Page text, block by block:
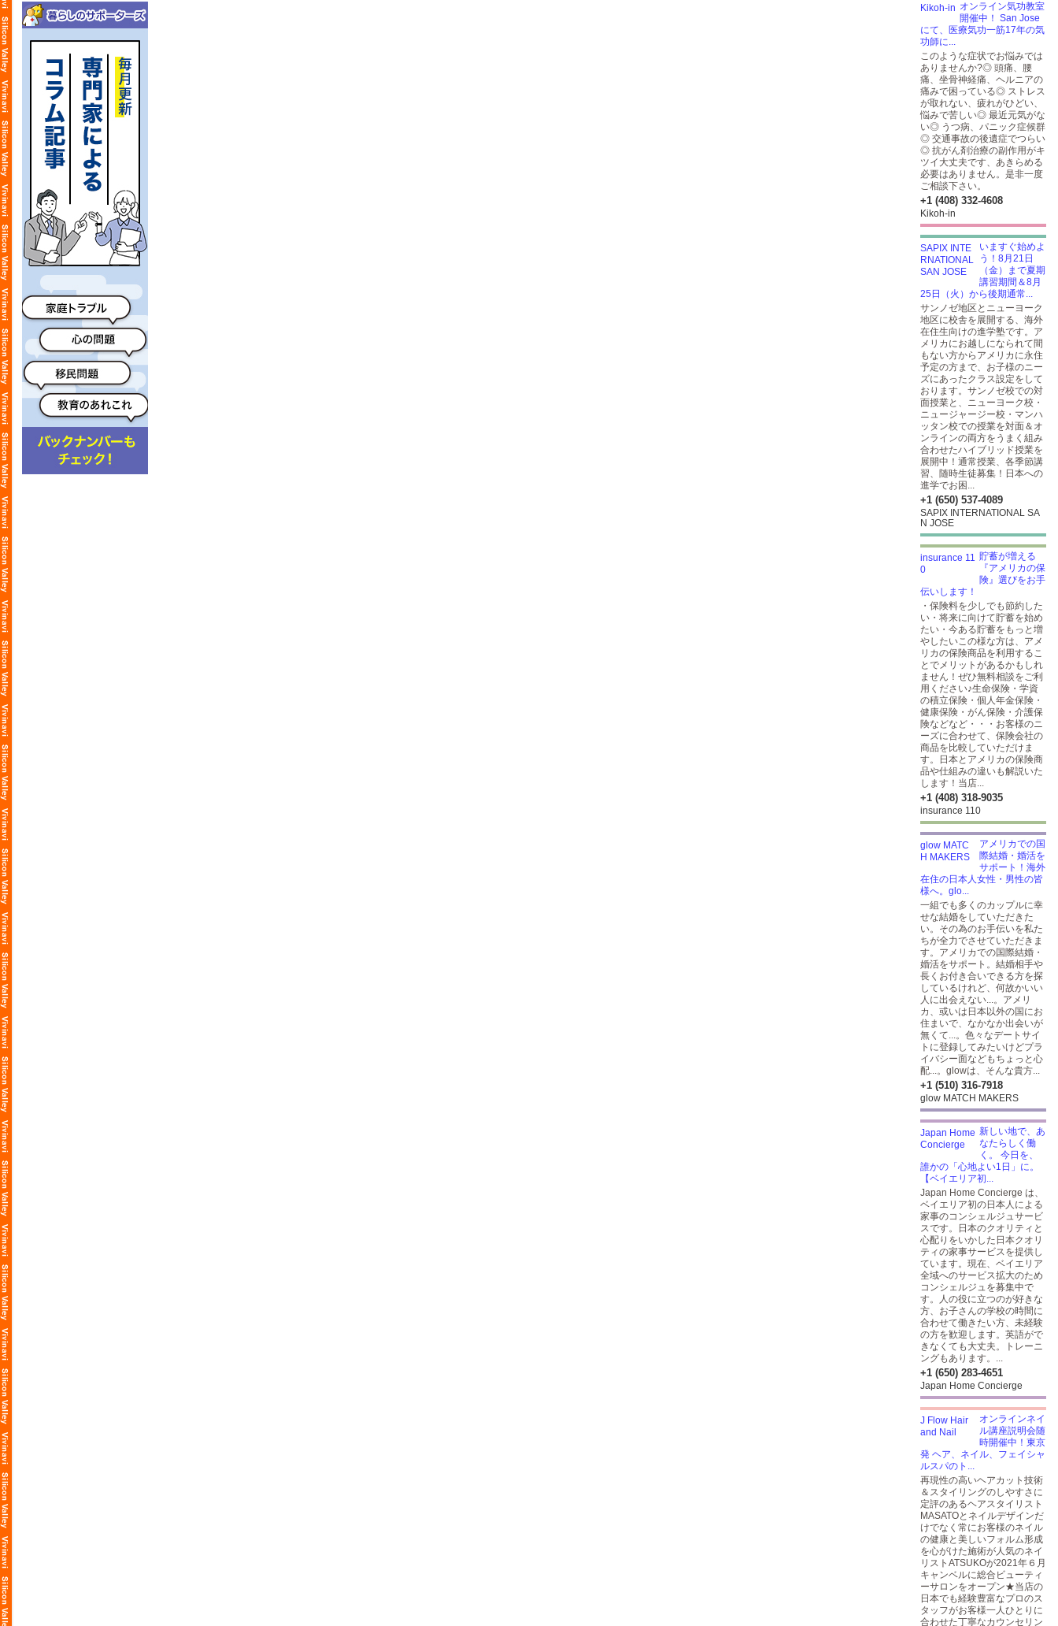
オンライン気功教室
開催中！ San Jose
にて、医療気功一筋17年の気
功師に...
このような症状でお悩みでは
ありませんか?◎ 頭痛、腰
痛、坐骨神経痛、ヘルニアの
痛みで困っている◎ ストレス
が取れない、疲れがひどい、
悩みで苦しい◎ 最近元気がな
い◎ うつ病、パニック症候群
◎ 交通事故の後遺症でつらい
◎ 抗がん剤治療の副作用がキ
ツイ大丈夫です、あきらめる
必要はありません。是非一度
ご相談下さい。
+1 (408) 332-4608
Kikoh-in
いますぐ始めよ
う！8月21日
（金）まで夏期
講習期間＆8月
25日（火）から後期通常...
サンノゼ地区とニューヨーク
地区に校舎を展開する、海外
在住生向けの進学塾です。ア
メリカにお越しになられて間
もない方からアメリカに永住
予定の方まで、お子様のニー
ズにあったクラス設定をして
おります。サンノゼ校での対
面授業と、ニューヨーク校・
ニュージャージー校・マンハ
ッタン校での授業を対面＆オ
ンラインの両方をうまく組み
合わせたハイブリッド授業を
展開中！通常授業、各季節講
習、随時生徒募集！日本への
進学でお困...
+1 (650) 537-4089
SAPIX INTERNATIONAL SA
N JOSE
貯蓄が増える
『アメリカの保
険』選びをお手
伝いします！
・保険料を少しでも節約した
い・将来に向けて貯蓄を始め
たい・今ある貯蓄をもっと増
やしたいこの様な方は、アメ
リカの保険商品を利用するこ
とでメリットがあるかもしれ
ません！ぜひ無料相談をご利
用ください♪生命保険・学資
の積立保険・個人年金保険・
健康保険・がん保険・介護保
険などなど・・・お客様のニ
ーズに合わせて、保険会社の
商品を比較していただけま
す。日本とアメリカの保険商
品や仕組みの違いも解説いた
します！当店...
+1 (408) 318-9035
insurance 110
アメリカでの国
際結婚・婚活を
サポート！海外
在住の日本人女性・男性の皆
様へ。glo...
一組でも多くのカップルに幸
せな結婚をしていただきた
い。その為のお手伝いを私た
ちが全力でさせていただきま
す。アメリカでの国際結婚・
婚活をサポート。結婚相手や
長くお付き合いできる方を探
しているけれど、何故かいい
人に出会えない...。アメリ
カ、或いは日本以外の国にお
住まいで、なかなか出会いが
無くて...。色々なデートサイ
トに登録してみたいけどプラ
イバシー面などもちょっと心
配...。glowは、そんな貴方...
+1 (510) 316-7918
glow MATCH MAKERS
新しい地で、あ
なたらしく働
く。 今日を、
誰かの「心地よい1日」に。
【ベイエリア初...
Japan Home Concierge は、
ベイエリア初の日本人による
家事のコンシェルジュサービ
スです。日本のクオリティと
心配りをいかした日本クオリ
ティの家事サービスを提供し
ています。現在、ベイエリア
全域へのサービス拡大のため
コンシェルジュを募集中で
す。人の役に立つのが好きな
方、お子さんの学校の時間に
合わせて働きたい方、未経験
の方を歓迎します。英語がで
きなくても大丈夫。トレーニ
ングもあります。...
+1 (650) 283-4651
Japan Home Concierge
オンラインネイ
ル講座説明会随
時開催中！東京
発 ヘア、ネイル、フェイシャ
ルスパのト...
再現性の高いヘアカット技術
＆スタイリングのしやすさに
定評のあるヘアスタイリスト
MASATOとネイルデザインだ
けでなく常にお客様のネイル
の健康と美しいフォルム形成
を心がけた施術が人気のネイ
リストATSUKOが2021年６月
キャンベルに総合ビューティ
ーサロンをオープン★当店の
日本でも経験豊富なプロのス
タッフがお客様一人ひとりに
合わせた丁寧なカウンセリン